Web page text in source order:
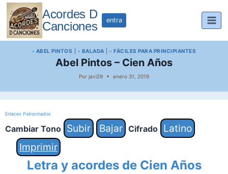
Saltar
contenido
Acordes D
Canciones
entra
- ABEL PINTOS - BALADA |- FÁCILES PARA PRINCIPIANTES
Abel Pintos – Cien Años
Por javi29 enero 31, 2019
Enlaces Patrocinados
Cambiar Tono Subir Bajar Cifrado
Latino
Imprimir
Letra y acordes de Cien Años